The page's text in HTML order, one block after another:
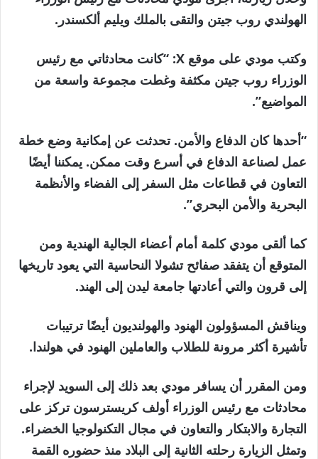
الهولندي روب جيتن والتقى بالملك ويليم ألكسندر.
وكتب مودي على موقع X: “كانت محادثاتي مع رئيس
الوزراء روب جيتن مكثفة وغطت مجموعة واسعة من
المواضيع”.
“أحدها كان الدفاع والأمن. تحدثت عن إمكانية وضع خطة
عمل لصناعة الدفاع في أسرع وقت ممكن. يمكننا أيضًا
التعاون في قطاعات مثل السفر إلى الفضاء والأنظمة
البحرية والأمن البحري”.
كما ألقى مودي كلمة أمام أعضاء الجالية الهندية ومن
المتوقع أن يتفقد صفائح تشولا النحاسية التي يعود تاريخها
إلى قرون والتي أعادتها جامعة ليدن إلى الهند.
ويناقش المسؤولون الهنود والهولنديون أيضًا ترتيبات
تأشيرة أكثر مرونة للطلاب والعاملين الهنود في هولندا.
ومن المقرر أن يسافر مودي بعد ذلك إلى السويد لإجراء
محادثات مع رئيس الوزراء أولف كريسترسون تركز على
التجارة والابتكار والتعاون في مجال التكنولوجيا الخضراء.
وتمثل الزيارة رحلته الثانية إلى البلاد منذ حضوره القمة